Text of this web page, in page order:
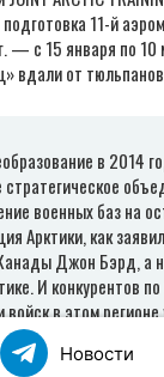
11-й
— с 15 января по
вдали от
в 2014
военных баз на
Арктики, как
Джон Бэрд, а
И конкурентов
войск в этом регионе
Новости